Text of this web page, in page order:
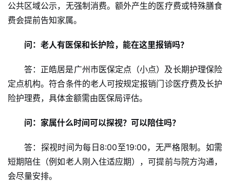
母
婴
女
性
时
康
资
公共区域公示，无强制消费。额外产生的医疗费或特殊膳食
费会提前告知家属。
问：老人有医保和长护险，能在这里报销吗？
答：正皓居是广州市医保定点（小点）及长期护理保险
定点机构。符合条件的老人可按规定报销门诊医疗费及长护
险护理费，具体金额需由医保局评估。
问：家属什么时间可以探视？可以陪住吗？
答：探视时间为每日8:00至19:00，无严格限制。如需
短期陪住（例如老人刚入住适应期），可提前与院方沟通，
会尽量安排。